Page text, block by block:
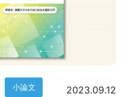
小論文 2023.09.12